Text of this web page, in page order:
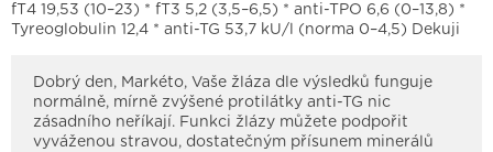
fT4 19,53 (10–23) * fT3 5,2 (3,5–6,5) * anti-TPO 6,6 (0–13,8) *
Tyreoglobulin 12,4 * anti-TG 53,7 kU/l (norma 0–4,5) Dekuji
Dobrý den, Markéto, Vaše žláza dle výsledků funguje
normálně, mírně zvýšené protilátky anti-TG nic
zásadního neříkají. Funkci žlázy můžete podpořit
vyváženou stravou, dostatečným přísunem minerálů